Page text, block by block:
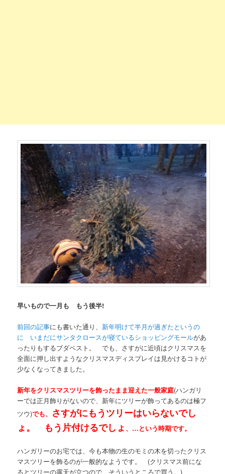
早いもので一月も もう後半!
前回の記事にも書いた通り、 新年明けて半月が過ぎたというの
に いまだにサンタクロースが寝ているショッピングモールがあ
ったりもするブダペスト。 でも、さすがに近頃はクリスマスを
全面に押し出すようなクリスマスディスプレイは見かけるコトが
少なくなってきました。
新年をクリスマスツリーを飾ったまま迎えた一般家庭(ハンガリ
ーでは正月飾りがないので、新年にツリーが飾ってあるのは極フ
ツウ)でも、 さすがにもうツリーはいらないでし
ょ。 もう片付けるでしょ 、…という時期です。
ハンガリーのお宅では、今も本物の生のモミの木を切ったクリス
マスツリーを飾るのが一般的なようです。 (クリスマス前にな
るとツリーの露天が立つので、そういうところで買う。)